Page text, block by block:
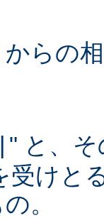
からの
" と、
受けと
。